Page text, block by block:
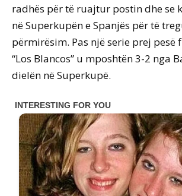
radhës për të ruajtur postin dhe se
në Superkupën e Spanjës për të
përmirësim. Pas një serie prej pesë
“Los Blancos” u mposhtën 3-2 nga
dielën në Superkupë.